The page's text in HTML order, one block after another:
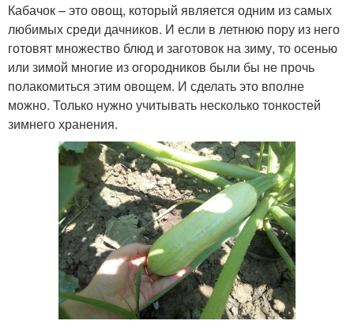
Кабачок – это овощ, который является одним из самых
любимых среди дачников. И если в летнюю пору из него
готовят множество блюд и заготовок на зиму, то осенью
или зимой многие из огородников были бы не прочь
полакомиться этим овощем. И сделать это вполне
можно. Только нужно учитывать несколько тонкостей
зимнего хранения.